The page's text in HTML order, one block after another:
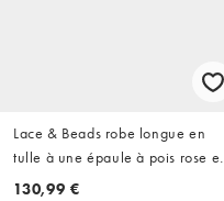
Lace & Beads robe longue en
tulle à une épaule à pois rose et
violet
130,99 €